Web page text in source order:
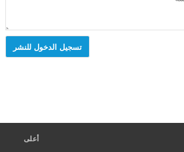
تسجيل الدخول للنشر
أعلى